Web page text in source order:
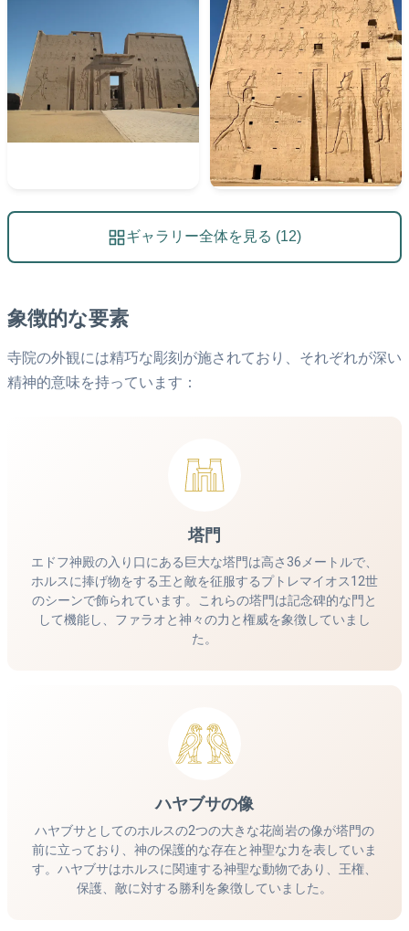
ギャラリー全体を見る (12)
象徴的な要素
寺院の外観には精巧な彫刻が施されており、それぞれが深い
精神的意味を持っています：
塔門
エドフ神殿の入り口にある巨大な塔門は高さ36メートルで、
ホルスに捧げ物をする王と敵を征服するプトレマイオス12世
のシーンで飾られています。これらの塔門は記念碑的な門と
して機能し、ファラオと神々の力と権威を象徴していまし
た。
ハヤブサの像
ハヤブサとしてのホルスの2つの大きな花崗岩の像が塔門の
前に立っており、神の保護的な存在と神聖な力を表していま
す。ハヤブサはホルスに関連する神聖な動物であり、王権、
保護、敵に対する勝利を象徴していました。